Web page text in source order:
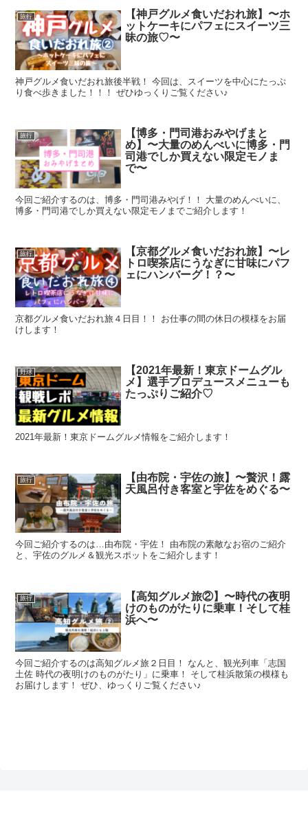
旅行
【神戸グルメ食いだおれ旅】〜ホ
ットケーキにパフェにスイーツ三
昧の旅♡〜
神戸グルメ食いだおれ旅後半戦！ 今回は、スイーツを中心にたっぷ
り食べ歩きました！！！ ぜひゆっくりご覧ください♪
旅行
【博多・門司港おみやげまと
め】〜大量のめんべいに博多・門
司港でしか買えない限定モノま
で〜
今回ご紹介するのは、博多・門司港みやげ！！ 大量のめんべいに、
博多・門司港でしか買えない限定モノまでご紹介します！
旅行
【京都グルメ食いだおれ旅】〜レ
トロ喫茶店にうなぎに甘味にパフ
ェにハンバーグ！？〜
京都グルメ食いだおれ旅４日目！！ お仕事の間の休日の模様をお届
けします！
野球
【2021年最新！東京ドームグル
メ】選手プロデュースメニューも
たっぷりご紹介♡
2021年最新！東京ドームグルメ情報をご紹介します！
旅行
【由布院・宇佐の旅】〜贅沢！露
天風呂付き客室と宇佐をめぐる〜
今回ご紹介するのは…由布院・宇佐！ 由布院の素敵なお宿のご紹介
と、宇佐のグルメ＆観光スポットをご紹介します！
旅行
【高知グルメ旅②】〜時代の夜明
けのものがたりに乗車！そして桂
浜へ〜
今回ご紹介するのは高知グルメ旅２日目！ なんと、観光列車「志国
土佐 時代の夜明けのものがたり」に乗車！ そして桂浜散策の模様も
お届けします！ ぜひ、ゆっくりご覧ください♪